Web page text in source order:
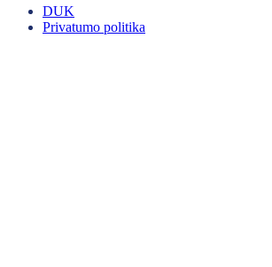
DUK
Privatumo politika